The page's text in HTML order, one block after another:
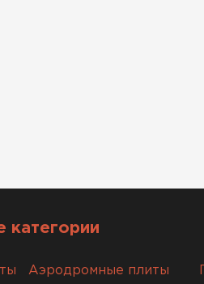
категории
Аэродромные плиты